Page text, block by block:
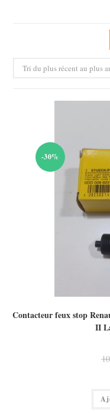
Tri du plus récent au plus
-30%
Contacteur feux stop
II